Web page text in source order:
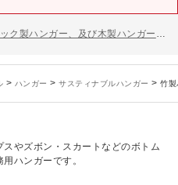
スチール製ハンガー、およびディスプレイスタンド価格改定のお知らせ
プラスチック製ハンガー、及び木製ハンガーKシリーズ 価格改定のお知らせ
ーNシリーズ価格改定のお知らせ
> ハンガー > サスティナブルハンガー > 竹製
やズボン・スカートなどのボトム
ハンガーです。